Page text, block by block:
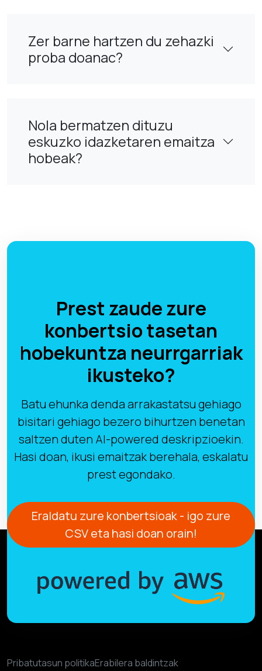
Zer barne hartzen du zehazki
proba doanac?
Nola bermatzen dituzu
eskuzko idazketaren emaitza
hobeak?
Prest zaude zure
konbertsio tasetan
hobekuntza neurrgarriak
ikusteko?
Batu ehunka denda arrakastatsu gehiago
bisitari gehiago bezero bihurtzen benetan
saltzen duten AI-powered deskripzioekin.
Hasi doan, ikusi emaitzak berehala, eskalatu
prest egondako.
Eraldatu zure konbertsioak - igo zure
CSV eta hasi doan orain!
Pribatutasun politikaErabilera baldintzak